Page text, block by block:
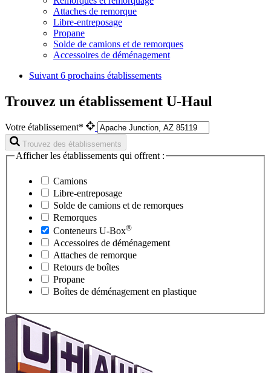
Attaches de remorque
Libre-entreposage
Propane
Solde de camions et de remorques
Accessoires de déménagement
Suivant 6 prochains établissements
Trouvez un établissement U-Haul
Votre établissement*
Trouvez des établissements
Afficher les établissements qui offrent :
Camions
Libre-entreposage
Solde de camions et de remorques
Remorques
Conteneurs U-Box®
Accessoires de déménagement
Attaches de remorque
Retours de boîtes
Propane
Boîtes de déménagement en plastique